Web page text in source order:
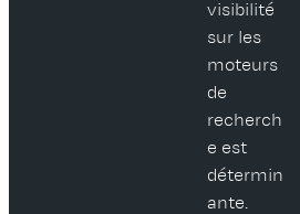
visibilité
sur les
moteurs
de
recherch
e est
détermin
ante.